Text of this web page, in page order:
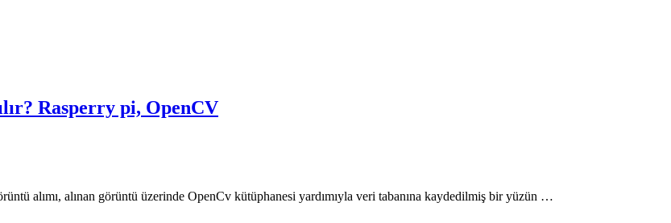
Rasperry pi, OpenCV
alımı, alınan görüntü üzerinde OpenCv kütüphanesi yardımıyla veri tabanına kaydedilmiş bir yüzün …